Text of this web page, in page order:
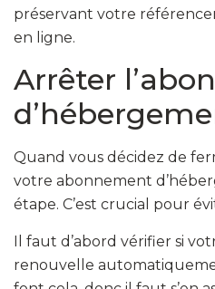
préservant votre
en ligne.
Arrêter
Quand vous décidez de
votre abonnement
étape. C’est crucial pour
Il faut d’abord vérifier si
renouvelle